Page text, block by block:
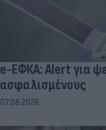
e-ΕΦΚΑ: Alert για
ασφαλισμένους
07.08.2026